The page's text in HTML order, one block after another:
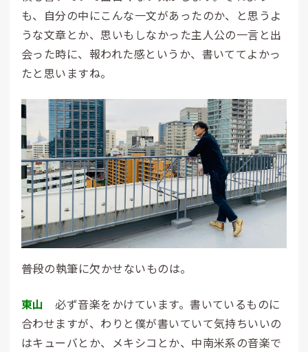
も、自分の中にこんな一文があったのか、と思うよ
うな文章とか、思いもしなかった主人公の一言と出
会った時に、報われた感というか、書いててよかっ
たと思いますね。
――普段の執筆に欠かせないものは。
東山 必ず音楽をかけています。書いているものに
合わせますが、わりと僕が書いていて気持ちいいの
はキューバとか、メキシコとか、中南米系の音楽で